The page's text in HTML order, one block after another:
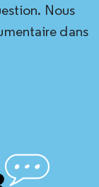
Nous
dans